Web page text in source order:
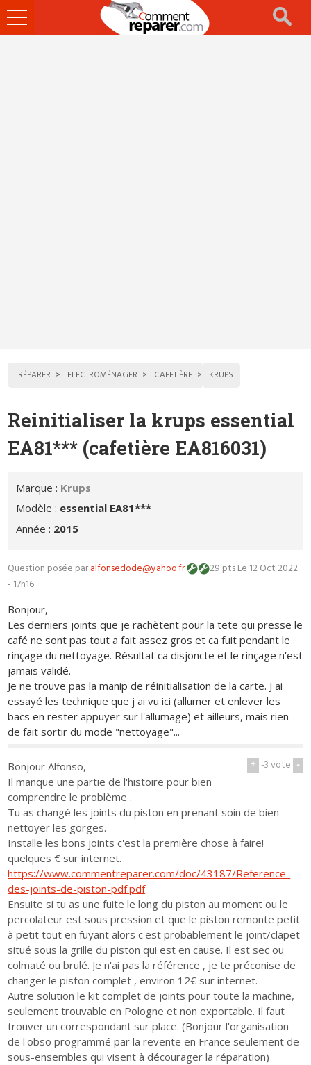
Ouvrir
le
RÉPARER ELECTROMÉNAGER CAFETIÈRE KRUPS
Reinitialiser la krups essential
EA81*** (cafetière EA816031)
Marque : Krups
Modèle : essential EA81***
Année : 2015
Question posée paralfonsedode@yahoo.fr 29 ptsLe 12 Oct 2022
- 17h16
Bonjour,
Les derniers joints que je rachètent pour la tete qui presse le
café ne sont pas tout a fait assez gros et ca fuit pendant le
rinçage du nettoyage. Résultat ca disjoncte et le rinçage n'est
jamais validé.
Je ne trouve pas la manip de réinitialisation de la carte. J ai
essayé les technique que j ai vu ici (allumer et enlever les
bacs en rester appuyer sur l'allumage) et ailleurs, mais rien
de fait sortir du mode "nettoyage"...
+ -3vote -
Bonjour Alfonso,
Il manque une partie de l'histoire pour bien
comprendre le problème .
Tu as changé les joints du piston en prenant soin de bien
nettoyer les gorges.
Installe les bons joints c'est la première chose à faire!
quelques € sur internet.
https://www.commentreparer.com/doc/43187/Reference-
des-joints-de-piston-pdf.pdf
Ensuite si tu as une fuite le long du piston au moment ou le
percolateur est sous pression et que le piston remonte petit
à petit tout en fuyant alors c'est probablement le joint/clapet
situé sous la grille du piston qui est en cause. Il est sec ou
colmaté ou brulé. Je n'ai pas la référence , je te préconise de
changer le piston complet , environ 12€ sur internet.
Autre solution le kit complet de joints pour toute la machine,
seulement trouvable en Pologne et non exportable. Il faut
trouver un correspondant sur place. (Bonjour l'organisation
de l'obso programmé par la revente en France seulement de
sous-ensembles qui visent à décourager la réparation)